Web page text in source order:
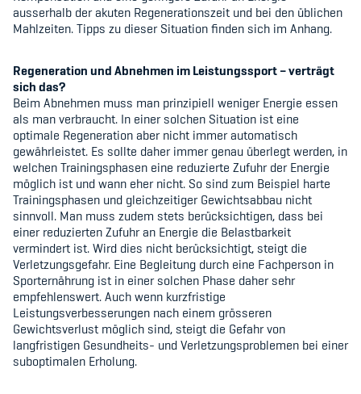
ausserhalb der akuten Regenerationszeit und bei den üblichen
Mahlzeiten. Tipps zu dieser Situation finden sich im Anhang.
Regeneration und Abnehmen im Leistungssport – verträgt
sich das?
Beim Abnehmen muss man prinzipiell weniger Energie essen
als man verbraucht. In einer solchen Situation ist eine
optimale Regeneration aber nicht immer automatisch
gewährleistet. Es sollte daher immer genau überlegt werden, in
welchen Trainingsphasen eine reduzierte Zufuhr der Energie
möglich ist und wann eher nicht. So sind zum Beispiel harte
Trainingsphasen und gleichzeitiger Gewichtsabbau nicht
sinnvoll. Man muss zudem stets berücksichtigen, dass bei
einer reduzierten Zufuhr an Energie die Belastbarkeit
vermindert ist. Wird dies nicht berücksichtigt, steigt die
Verletzungsgefahr. Eine Begleitung durch eine Fachperson in
Sporternährung ist in einer solchen Phase daher sehr
empfehlenswert. Auch wenn kurzfristige
Leistungsverbesserungen nach einem grösseren
Gewichtsverlust möglich sind, steigt die Gefahr von
langfristigen Gesundheits- und Verletzungsproblemen bei einer
suboptimalen Erholung.